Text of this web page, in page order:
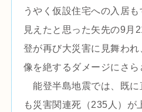
うやく仮設住宅への入居
見えたと思った矢先の9月
登が再び大災害に見舞わ
像を絶するダメージにさら
能登半島地震では、既に
も災害関連死（235人）が